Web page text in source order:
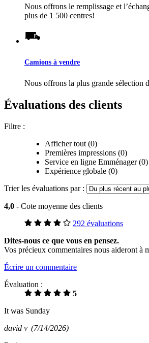
Nous offrons le remplissage et
plus de 1 500 centres!
Camions à vendre
Nous offrons la plus grande sélection
Évaluations des clients
Filtre :
Afficher tout (0)
Premières impressions (0)
Service en ligne Emménager (0)
Expérience globale (0)
Trier les évaluations par :
4,0 - Cote moyenne des clients
292 évaluations
Dites-nous ce que vous en pensez.
Vos précieux commentaires nous aideront à
Écrire un commentaire
Évaluation :
5
It was Sunday
david v (7/14/2026)